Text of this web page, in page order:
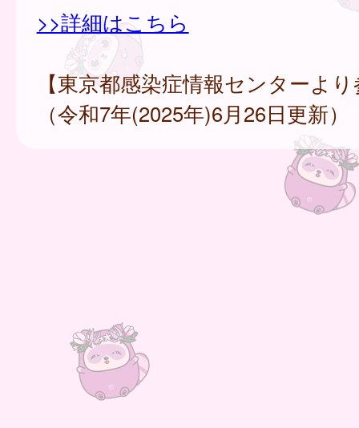
>>詳細はこちら
【東京都感染症情報センターよ
（令和7年(2025年)6月26日更新）